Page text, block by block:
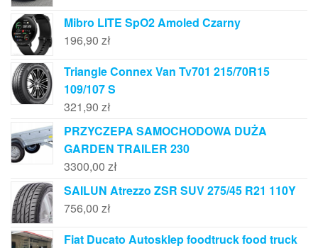
Mibro LITE SpO2 Amoled Czarny
196,90 zł
Triangle Connex Van Tv701 215/70R15
109/107 S
321,90 zł
PRZYCZEPA SAMOCHODOWA DUŻA
GARDEN TRAILER 230
3300,00 zł
SAILUN Atrezzo ZSR SUV 275/45 R21 110Y
756,00 zł
Fiat Ducato Autosklep foodtruck food truck